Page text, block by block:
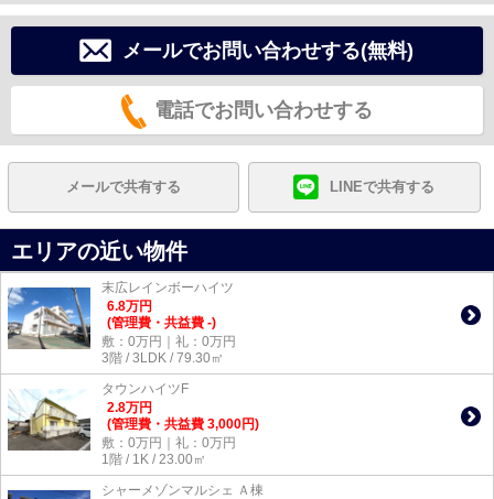
メールでお問い合わせする(無料)
電話でお問い合わせする
メールで共有する LINEで共有する
エリアの近い物件
末広レインボーハイツ
6.8万円
(管理費・共益費 -)
敷：0万円｜礼：0万円
3階 / 3LDK / 79.30㎡
タウンハイツF
2.8万円
(管理費・共益費 3,000円)
敷：0万円｜礼：0万円
1階 / 1K / 23.00㎡
シャーメゾンマルシェ Ａ棟